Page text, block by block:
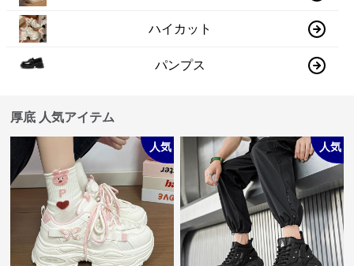
ハイカット
パンプス
厚底 人気アイテム
人気 人気